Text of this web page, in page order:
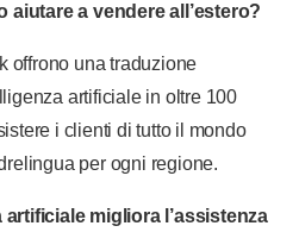
a vendere all’estero?
offrono una traduzione
artificiale in oltre 100
i clienti di tutto il mondo
per ogni regione.
artificiale migliora l’assistenza